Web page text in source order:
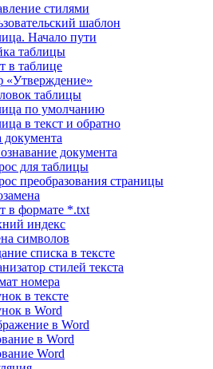
стилями
шаблон
Начало пути
таблицы
в таблице
«Утверждение»
таблицы
по умолчанию
в текст и обратно
документа
для таблицы
преобразования страницы
в формате *.txt
индекс
символов
списка в тексте
стилей текста
номера
в тексте
в Word
в Word
в Word
Word